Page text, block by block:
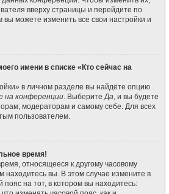
вверху страницы и перейдите по
вы можете изменить все свои настройки и
имени в списке «Кто сейчас на
в личном разделе вы найдёте опцию
на конференции. ВыберитеДа, и вы будете
модераторам и самому себе. Для всех
пользователем.
время!
относящееся к другому часовому
находитесь вы. В этом случае измените в
пояс на тот, в котором вы находитесь: